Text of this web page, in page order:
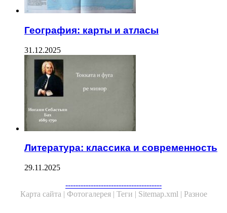
География: карты и атласы
31.12.2025
Литература: классика и современность
29.11.2025
--------------------------------------
Карта сайта | Фотогалерея | Теги | Sitemap.xml | Разное